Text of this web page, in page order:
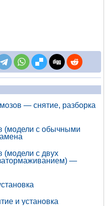
— снятие, разборка
(модели с обычными
(модели с двух
—
и установка